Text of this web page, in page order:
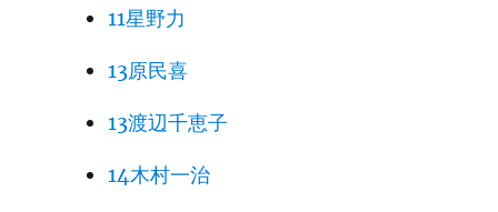
11星野力
13原民喜
13渡辺千恵子
14木村一治